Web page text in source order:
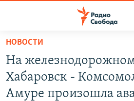
упрощенного
доступа
Вернуться
основному
ПОДКАСТЫ
АВТОРСКИЕ ПРОЕКТЫ
НОВОСТИ
На
Хабаровск -
Амуре произошла